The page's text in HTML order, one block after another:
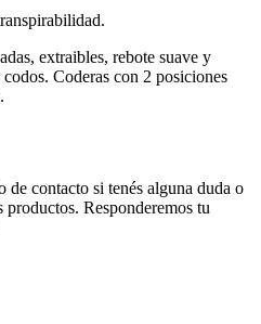
extraibles, rebote suave y
Coderas con 2 posiciones
contacto si tenés alguna duda o
productos. Responderemos tu